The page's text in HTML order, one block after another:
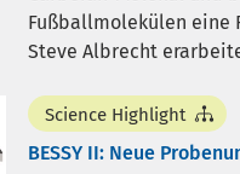
Fußballmolekülen eine
Steve Albrecht
Science Highlight
BESSY II: Neue